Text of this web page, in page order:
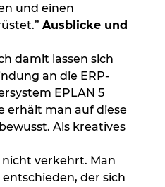
und einen
Ausblicke und
damit lassen sich
an die ERP-
EPLAN 5
erhält man auf diese
Als kreatives
verkehrt. Man
der sich